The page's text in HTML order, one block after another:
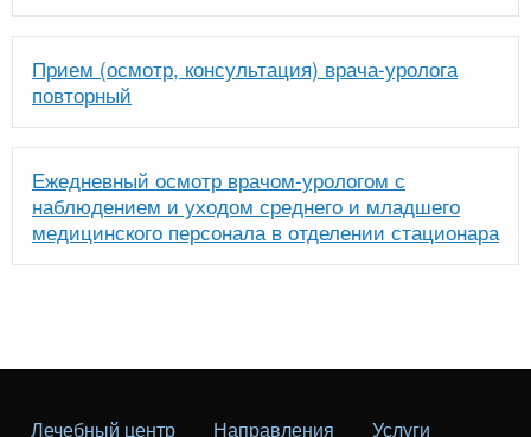
Прием (осмотр, консультация) врача-уролога
повторный
Ежедневный осмотр врачом-урологом с
наблюдением и уходом среднего и младшего
медицинского персонала в отделении стационара
Лечебный центр Направления Услуги